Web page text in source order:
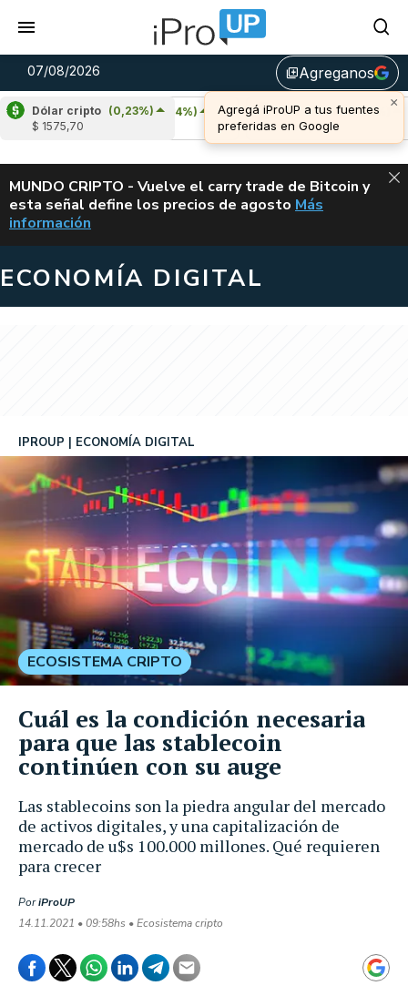
07/08/2026 library_addAgreganos
Dólar cripto (0,23%)
$ 1575,70
Cardano
(5,34%)
u$s 0,20
Avalanche (1,28%)
u$s 6,49
ALERTA
MUNDO CRIPTO - Vuelve el carry trade de Bitcoin y
esta señal define los precios de agosto VUELVE EL
Más
información
ECONOMÍA DIGITAL
Las stablecoins son la piedra angular del mercado
de activos digitales, y una capitalización de
mercado de u$s 100.000 millones. Qué requieren
para crecer
IPROUP ECONOMÍA DIGITAL
PoriProUP
14.11.2021 • 09:58hs • Ecosistema cripto
ECOSISTEMA CRIPTO
Cuál es la condición necesaria
para que las stablecoin
continúen con su auge